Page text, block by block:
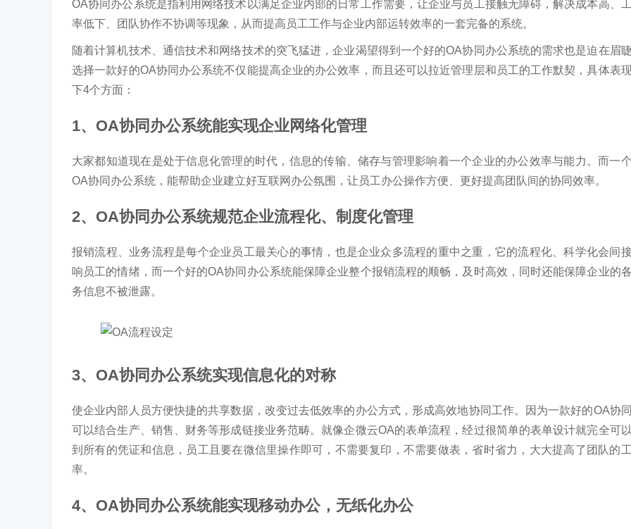
OA协同办公系统是指利用网络技术以满足企业内部的日常工作需要，让企业与员工接触无障碍，解决成本高、
率低下、团队协作不协调等现象，从而提高员工工作与企业内部运转效率的一套完备的系统。
随着计算机技术、通信技术和网络技术的突飞猛进，企业渴望得到一个好的OA协同办公系统的需求也是迫在眉睫
选择一款好的OA协同办公系统不仅能提高企业的办公效率，而且还可以拉近管理层和员工的工作默契，具体表
下4个方面：
1、OA协同办公系统能实现企业网络化管理
大家都知道现在是处于信息化管理的时代，信息的传输、储存与管理影响着一个企业的办公效率与能力。而一
OA协同办公系统，能帮助企业建立好互联网办公氛围，让员工办公操作方便、更好提高团队间的协同效率。
2、OA协同办公系统规范企业流程化、制度化管理
报销流程、业务流程是每个企业员工最关心的事情，也是企业众多流程的重中之重，它的流程化、科学化会间
响员工的情绪，而一个好的OA协同办公系统能保障企业整个报销流程的顺畅，及时高效，同时还能保障企业的
务信息不被泄露。
3、OA协同办公系统实现信息化的对称
使企业内部人员方便快捷的共享数据，改变过去低效率的办公方式，形成高效地协同工作。因为一款好的OA协
可以结合生产、销售、财务等形成链接业务范畴。就像企微云OA的表单流程，经过很简单的表单设计就完全可
到所有的凭证和信息，员工且要在微信里操作即可，不需要复印，不需要做表，省时省力，大大提高了团队的
率。
4、OA协同办公系统能实现移动办公，无纸化办公